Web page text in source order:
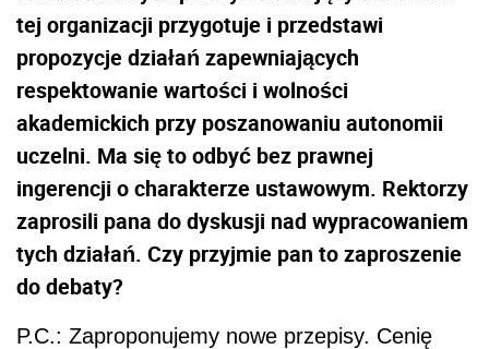
tej organizacji przygotuje i przedstawi
propozycje działań zapewniających
respektowanie wartości i wolności
akademickich przy poszanowaniu autonomii
uczelni. Ma się to odbyć bez prawnej
ingerencji o charakterze ustawowym. Rektorzy
zaprosili pana do dyskusji nad wypracowaniem
tych działań. Czy przyjmie pan to zaproszenie
do debaty?
P.C.: Zaproponujemy nowe przepisy. Cenię